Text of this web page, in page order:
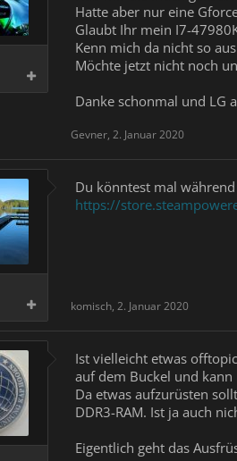
Hatte aber nur eine
Glaubt Ihr mein I7-
Kenn mich da nicht so
Möchte jetzt nicht noch
Danke schonmal und LG
Gevner, 2. Januar 2020
Du könntest mal
https://
komisch, 2. Januar 2020
Ist vielleicht etwas
auf dem Buckel und kann
Da etwas aufzurüsten
DDR3-RAM. Ist ja auch
Eigentlich geht das